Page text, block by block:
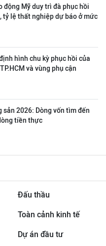
động Mỹ duy trì đà phục hồi
tỷ lệ thất nghiệp dự báo ở mức
hình chu kỳ phục hồi của
và vùng phụ cận
sản 2026: Dòng vốn tìm đến
tiền thực
Đấu thầu
Toàn cảnh kinh tế
Dự án đầu tư